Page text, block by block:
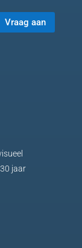
Vraag aan
jaar